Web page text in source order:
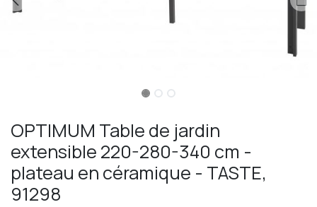
OPTIMUM Table de jardin
extensible 220-280-340 cm -
plateau en céramique - TASTE,
91298